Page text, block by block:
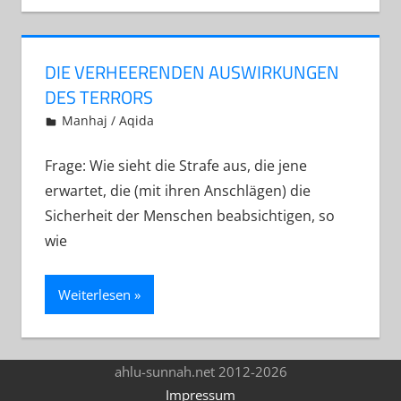
DIE VERHEERENDEN AUSWIRKUNGEN
DES TERRORS
13. Januar 2013
Abu Yakin Al-Athari
Manhaj / Aqida
Frage: Wie sieht die Strafe aus, die jene
erwartet, die (mit ihren Anschlägen) die
Sicherheit der Menschen beabsichtigen, so
wie
Weiterlesen
ahlu-sunnah.net 2012-2026
Impressum